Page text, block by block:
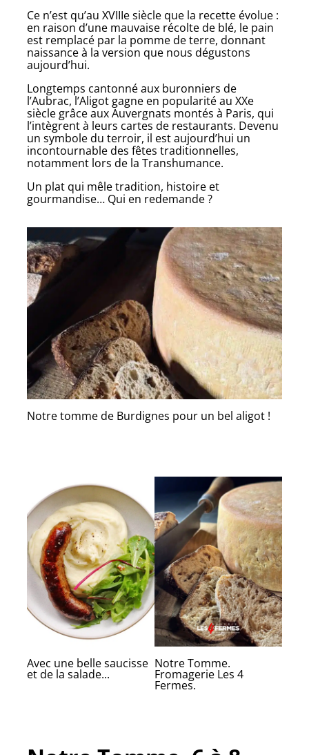
Ce n’est qu’au XVIIIe siècle que la recette évolue :
en raison d’une mauvaise récolte de blé, le pain
est remplacé par la pomme de terre, donnant
naissance à la version que nous dégustons
aujourd’hui.
Longtemps cantonné aux buronniers de
l’Aubrac, l’Aligot gagne en popularité au XXe
siècle grâce aux Auvergnats montés à Paris, qui
l’intègrent à leurs cartes de restaurants. Devenu
un symbole du terroir, il est aujourd’hui un
incontournable des fêtes traditionnelles,
notamment lors de la Transhumance.
Un plat qui mêle tradition, histoire et
gourmandise… Qui en redemande ?
Notre tomme de Burdignes pour un bel aligot !
Avec une belle saucisse
et de la salade...
Notre Tomme.
Fromagerie Les 4
Fermes.